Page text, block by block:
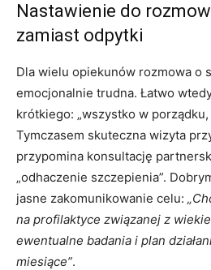
Nastawienie do
zamiast odpytki
Dla wielu opiekunów rozmowa o
emocjonalnie trudna. Łatwo
krótkiego: „wszystko w
Tymczasem skuteczna wizyta
przypomina konsultację
„odhaczenie szczepienia”.
jasne zakomunikowanie celu:
na profilaktyce związanej z
ewentualne badania i plan
miesiące”.